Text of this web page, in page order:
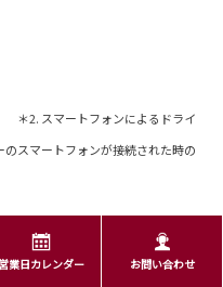
＊2. スマートフォンによるドライ
スマートフォンが接続された時の
営業日カレンダー お問い合わせ